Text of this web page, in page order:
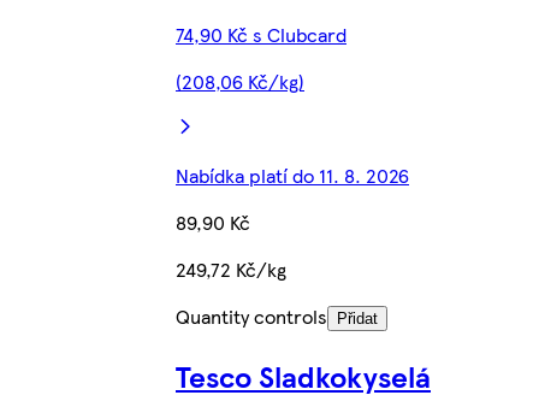
74,90 Kč s Clubcard
(208,06 Kč/kg)
Nabídka platí do 11. 8. 2026
89,90 Kč
249,72 Kč/kg
Quantity controls
Přidat
Tesco Sladkokyselá